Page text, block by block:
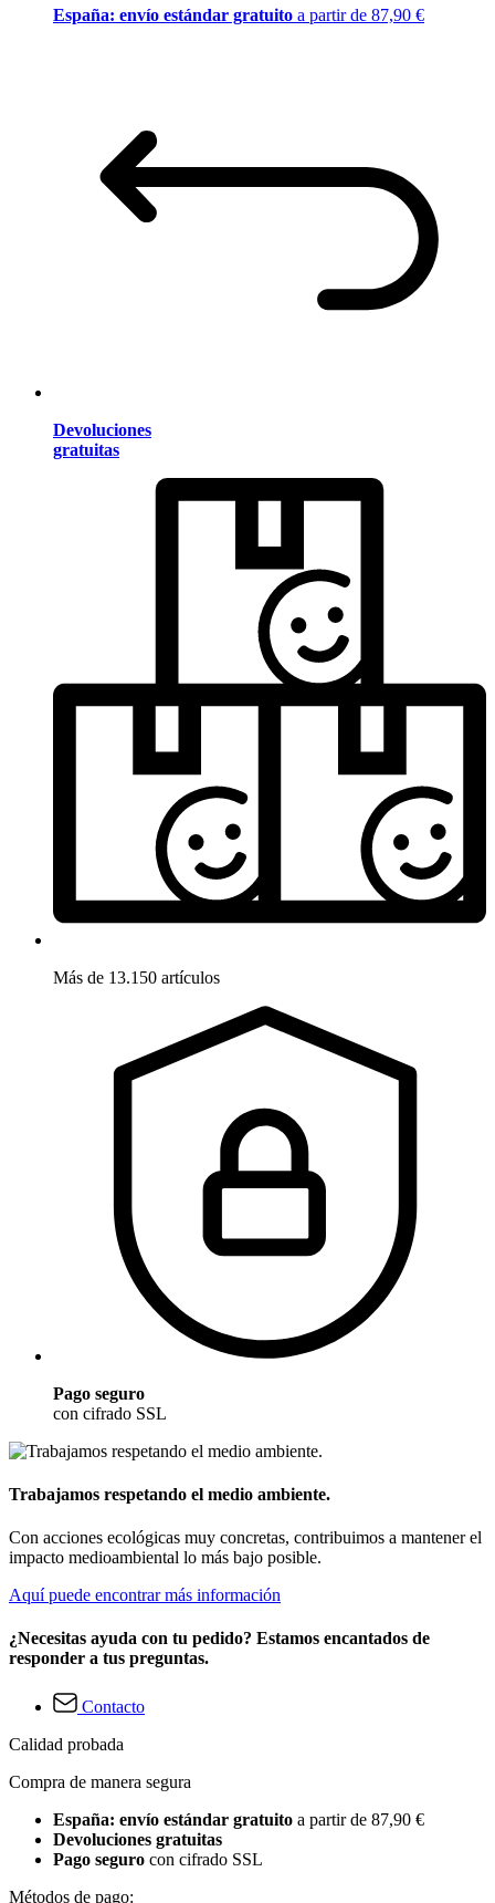
España: envío estándar gratuito a partir de 87,90 €
Devoluciones
gratuitas
Más de 13.150 artículos
Pago seguro
con cifrado SSL
Trabajamos respetando el medio ambiente.
Con acciones ecológicas muy concretas, contribuimos a mantener el
impacto medioambiental lo más bajo posible.
Aquí puede encontrar más información
¿Necesitas ayuda con tu pedido? Estamos encantados de
responder a tus preguntas.
Contacto
Calidad probada
Compra de manera segura
España: envío estándar gratuito a partir de 87,90 €
Devoluciones gratuitas
Pago seguro con cifrado SSL
Métodos de pago: